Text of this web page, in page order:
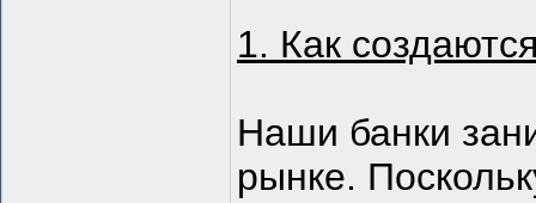
1. Как
Наши банки
рынке.